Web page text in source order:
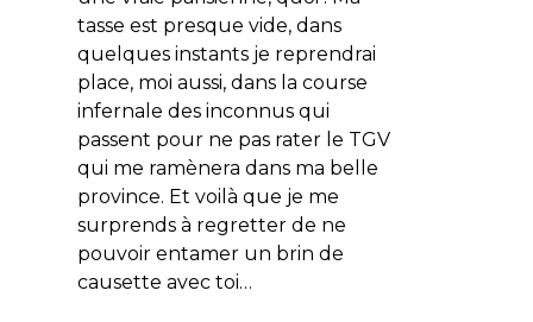
tasse est presque vide, dans
quelques instants je reprendrai
place, moi aussi, dans la course
infernale des inconnus qui
passent pour ne pas rater le TGV
qui me ramènera dans ma belle
province. Et voilà que je me
surprends à regretter de ne
pouvoir entamer un brin de
causette avec toi…